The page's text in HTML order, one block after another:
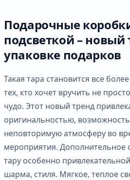
Подарочные
подсветкой – новый
упаковке подарков
Такая тара становится все
тех, кто хочет вручить не
чудо. Этот новый тренд
оригинальностью,
неповторимую атмосферу во
мероприятия. Дополнительное
тару особенно
шарма, стиля. Мягкое, теплое